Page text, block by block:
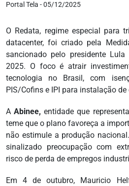
Portal Tela - 05/12/2025
O Redata, regime especial para
datacenter, foi criado pela
sancionado pelo presidente
2025. O foco é atrair
tecnologia no Brasil, com
PIS/Cofins e IPI para instalação de
AAbinee, entidade que
teme que o plano favoreça a
não estimule a produção
sinalizado preocupação com
risco de perda de empregos
Em 4 de outubro, Mauricio